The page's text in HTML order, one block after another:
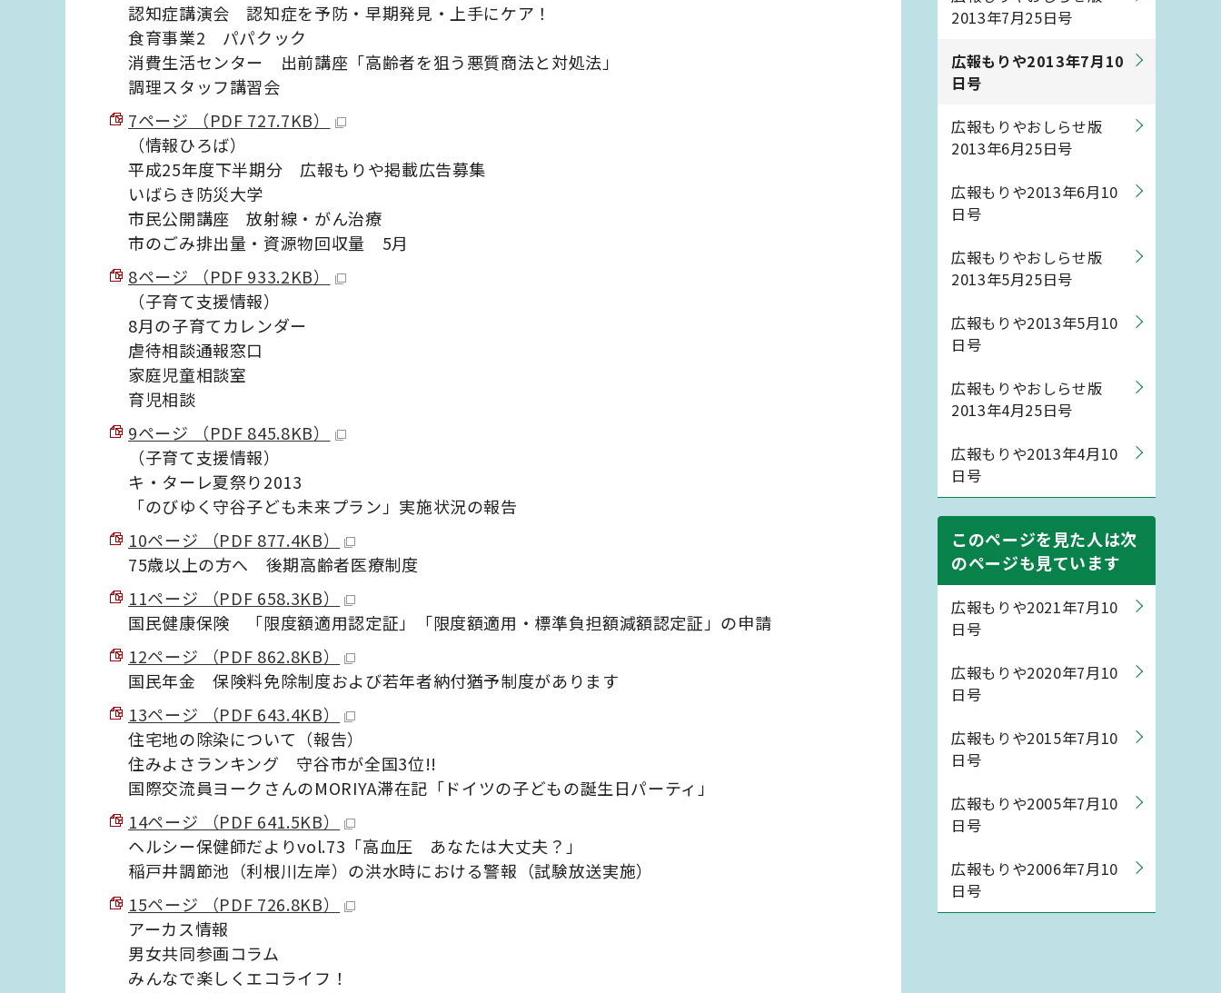
認知症講演会 認知症を予防・早期発見・上手にケア！
食育事業2 パパクック
消費生活センター 出前講座「高齢者を狙う悪質商法と対処法」
調理スタッフ講習会
7ページ （PDF 727.7KB）
（情報ひろば）
平成25年度下半期分 広報もりや掲載広告募集
いばらき防災大学
市民公開講座 放射線・がん治療
市のごみ排出量・資源物回収量 5月
8ページ （PDF 933.2KB）
（子育て支援情報）
8月の子育てカレンダー
虐待相談通報窓口
家庭児童相談室
育児相談
9ページ （PDF 845.8KB）
（子育て支援情報）
キ・ターレ夏祭り2013
「のびゆく守谷子ども未来プラン」実施状況の報告
10ページ （PDF 877.4KB）
75歳以上の方へ 後期高齢者医療制度
11ページ （PDF 658.3KB）
国民健康保険 「限度額適用認定証」「限度額適用・標準負担額減額認定証」の申請
12ページ （PDF 862.8KB）
国民年金 保険料免除制度および若年者納付猶予制度があります
13ページ （PDF 643.4KB）
住宅地の除染について（報告）
住みよさランキング 守谷市が全国3位!!
国際交流員ヨークさんのMORIYA滞在記「ドイツの子どもの誕生日パーティ」
14ページ （PDF 641.5KB）
ヘルシー保健師だよりvol.73「高血圧 あなたは大丈夫？」
稲戸井調節池（利根川左岸）の洪水時における警報（試験放送実施）
15ページ （PDF 726.8KB）
アーカス情報
男女共同参画コラム
みんなで楽しくエコライフ！
2013年7月25日号
広報もりや2013年7月10
日号
広報もりやおしらせ版
2013年6月25日号
広報もりや2013年6月10
日号
広報もりやおしらせ版
2013年5月25日号
広報もりや2013年5月10
日号
広報もりやおしらせ版
2013年4月25日号
広報もりや2013年4月10
日号
このページを見た人は次
のページも見ています
広報もりや2021年7月10
日号
広報もりや2020年7月10
日号
広報もりや2015年7月10
日号
広報もりや2005年7月10
日号
広報もりや2006年7月10
日号